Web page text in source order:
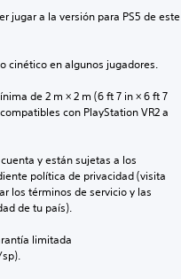
jugar a la versión para PS5 de este
cinético en algunos jugadores.
de 2 m × 2 m (6 ft 7 in × 6 ft 7
con PlayStation VR2 a
y están sujetas a los
política de privacidad (visita
los términos de servicio y las
de tu país).
limitada